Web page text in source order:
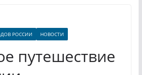
РОССИИ НОВОСТИ
путешествие